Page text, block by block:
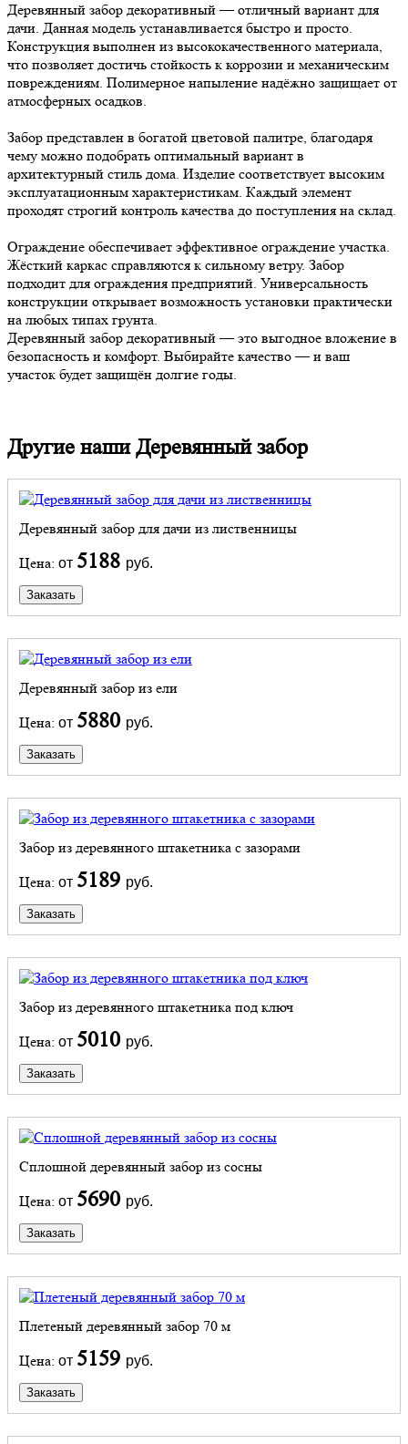
Деревянный забор декоративный — отличный вариант для
дачи. Данная модель устанавливается быстро и просто.
Конструкция выполнен из высококачественного материала,
что позволяет достичь стойкость к коррозии и механическим
повреждениям. Полимерное напыление надёжно защищает от
атмосферных осадков.
Забор представлен в богатой цветовой палитре, благодаря
чему можно подобрать оптимальный вариант в
архитектурный стиль дома. Изделие соответствует высоким
эксплуатационным характеристикам. Каждый элемент
проходят строгий контроль качества до поступления на склад.
Ограждение обеспечивает эффективное ограждение участка.
Жёсткий каркас справляются к сильному ветру. Забор
подходит для ограждения предприятий. Универсальность
конструкции открывает возможность установки практически
на любых типах грунта.
Деревянный забор декоративный — это выгодное вложение в
безопасность и комфорт. Выбирайте качество — и ваш
участок будет защищён долгие годы.
Другие наши Деревянный забор
Деревянный забор для дачи из лиственницы
Цена: от 5188 руб.
Заказать
Деревянный забор из ели
Цена: от 5880 руб.
Заказать
Забор из деревянного штакетника с зазорами
Цена: от 5189 руб.
Заказать
Забор из деревянного штакетника под ключ
Цена: от 5010 руб.
Заказать
Сплошной деревянный забор из сосны
Цена: от 5690 руб.
Заказать
Плетеный деревянный забор 70 м
Цена: от 5159 руб.
Заказать